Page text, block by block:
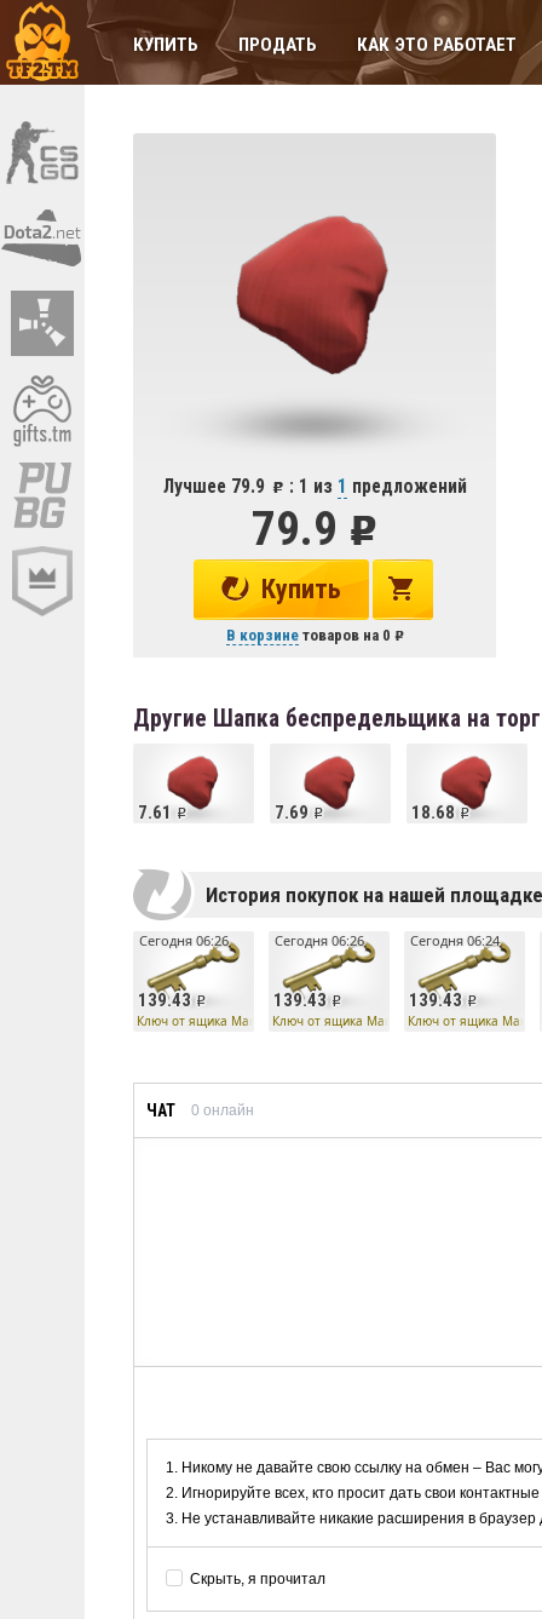
КУПИТЬ ПРОДАТЬ КАК ЭТО РАБОТАЕТ
Лучшее 79.9 : 1 из 1 предложений
79.9
Купить
В корзинетоваров на 0
Другие Шапка беспредельщика на
7.61 7.69 18.68
История покупок на нашей площадке
139.43
Сегодня 06:26
Ключ от ящика Манн Ко
139.43
Сегодня 06:26
Ключ от ящика Манн Ко
139.43
Сегодня 06:24
Ключ от ящика Манн
ЧАТ 0 онлайн
Никому не давайте свою ссылку на обмен – Вас
Игнорируйте всех, кто просит дать свои
Не устанавливайте никакие расширения в
Скрыть, я прочитал